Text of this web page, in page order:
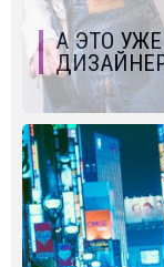
А ЭТО